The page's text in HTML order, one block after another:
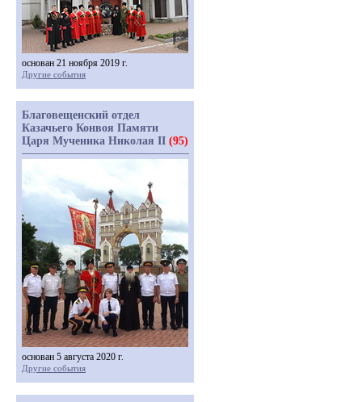
основан 21 ноября 2019 г.
Другие события
Благовещенский отдел
Казачьего Конвоя Памяти
Царя Мученика Николая II (95)
основан 5 августа 2020 г.
Другие события